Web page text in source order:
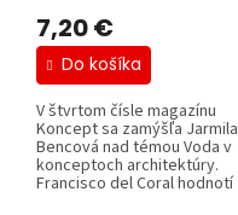
7,20 €
Do košíka
V štvrtom čísle magazínu
Koncept sa zamýšľa Jarmila
Bencová nad témou Voda v
konceptoch architektúry.
Francisco del Coral hodnotí